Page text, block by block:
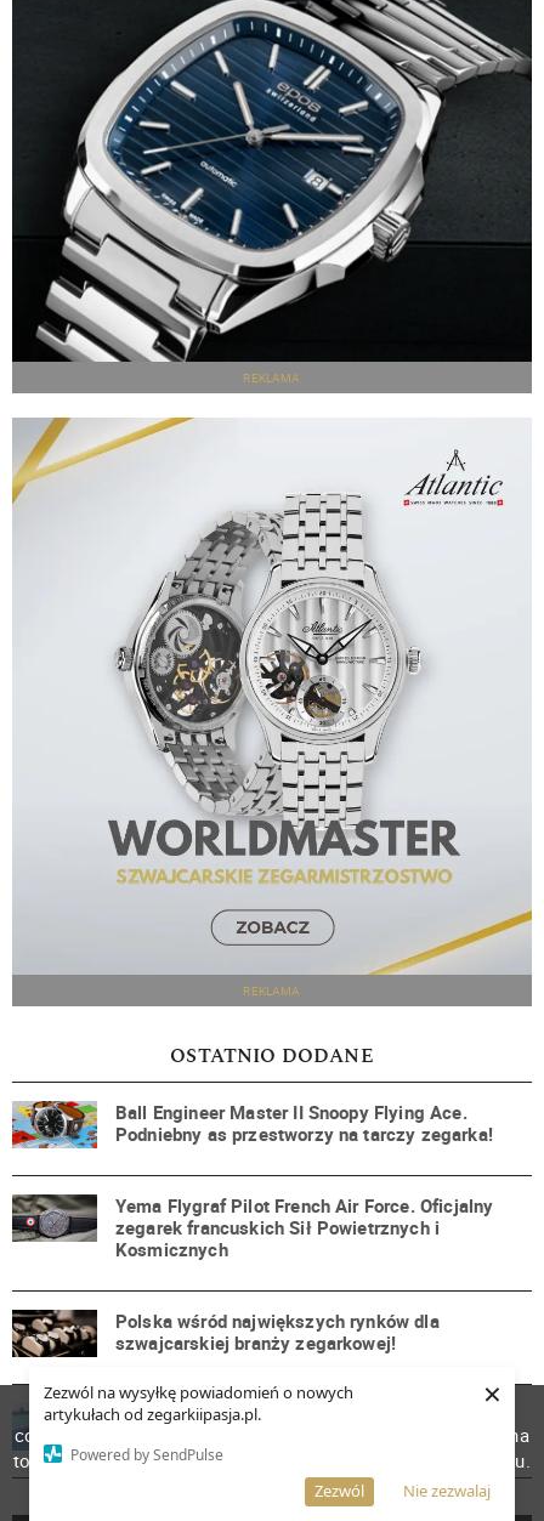
Zezwól na wysyłkę powiadomień o nowych
artykułach od zegarkiipasja.pl.
Powered by SendPulse
Nie zezwalaj
Zezwól
×
REKLAMA
REKLAMA
OSTATNIO DODANE
Ball Engineer Master II Snoopy Flying Ace.
Podniebny as przestworzy na tarczy zegarka!
Yema Flygraf Pilot French Air Force. Oficjalny
zegarek francuskich Sił Powietrznych i
Kosmicznych
Polska wśród największych rynków dla
szwajcarskiej branży zegarkowej!
Recenzja: Venezianico Nereide Verdigris.
W celu poprawienia jakości usług korzystamy z plików
cookies. Pozostanie na stronie oznacza, iż wyrażasz zgodę na
to, że pliki cookies będą przechowywane w Twoim urządzeniu.
Więcej informacji